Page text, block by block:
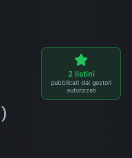
)
2 listini
pubblicati dai gestori
autorizzati